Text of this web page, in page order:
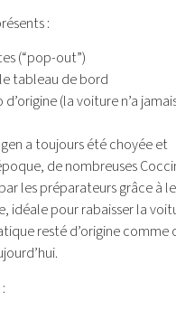
:
(“pop-out”)
tableau de bord
(la voiture n’a
a toujours été choyée et
de nombreuses
les préparateurs grâce à
idéale pour rabaisser la
resté d’origine comme